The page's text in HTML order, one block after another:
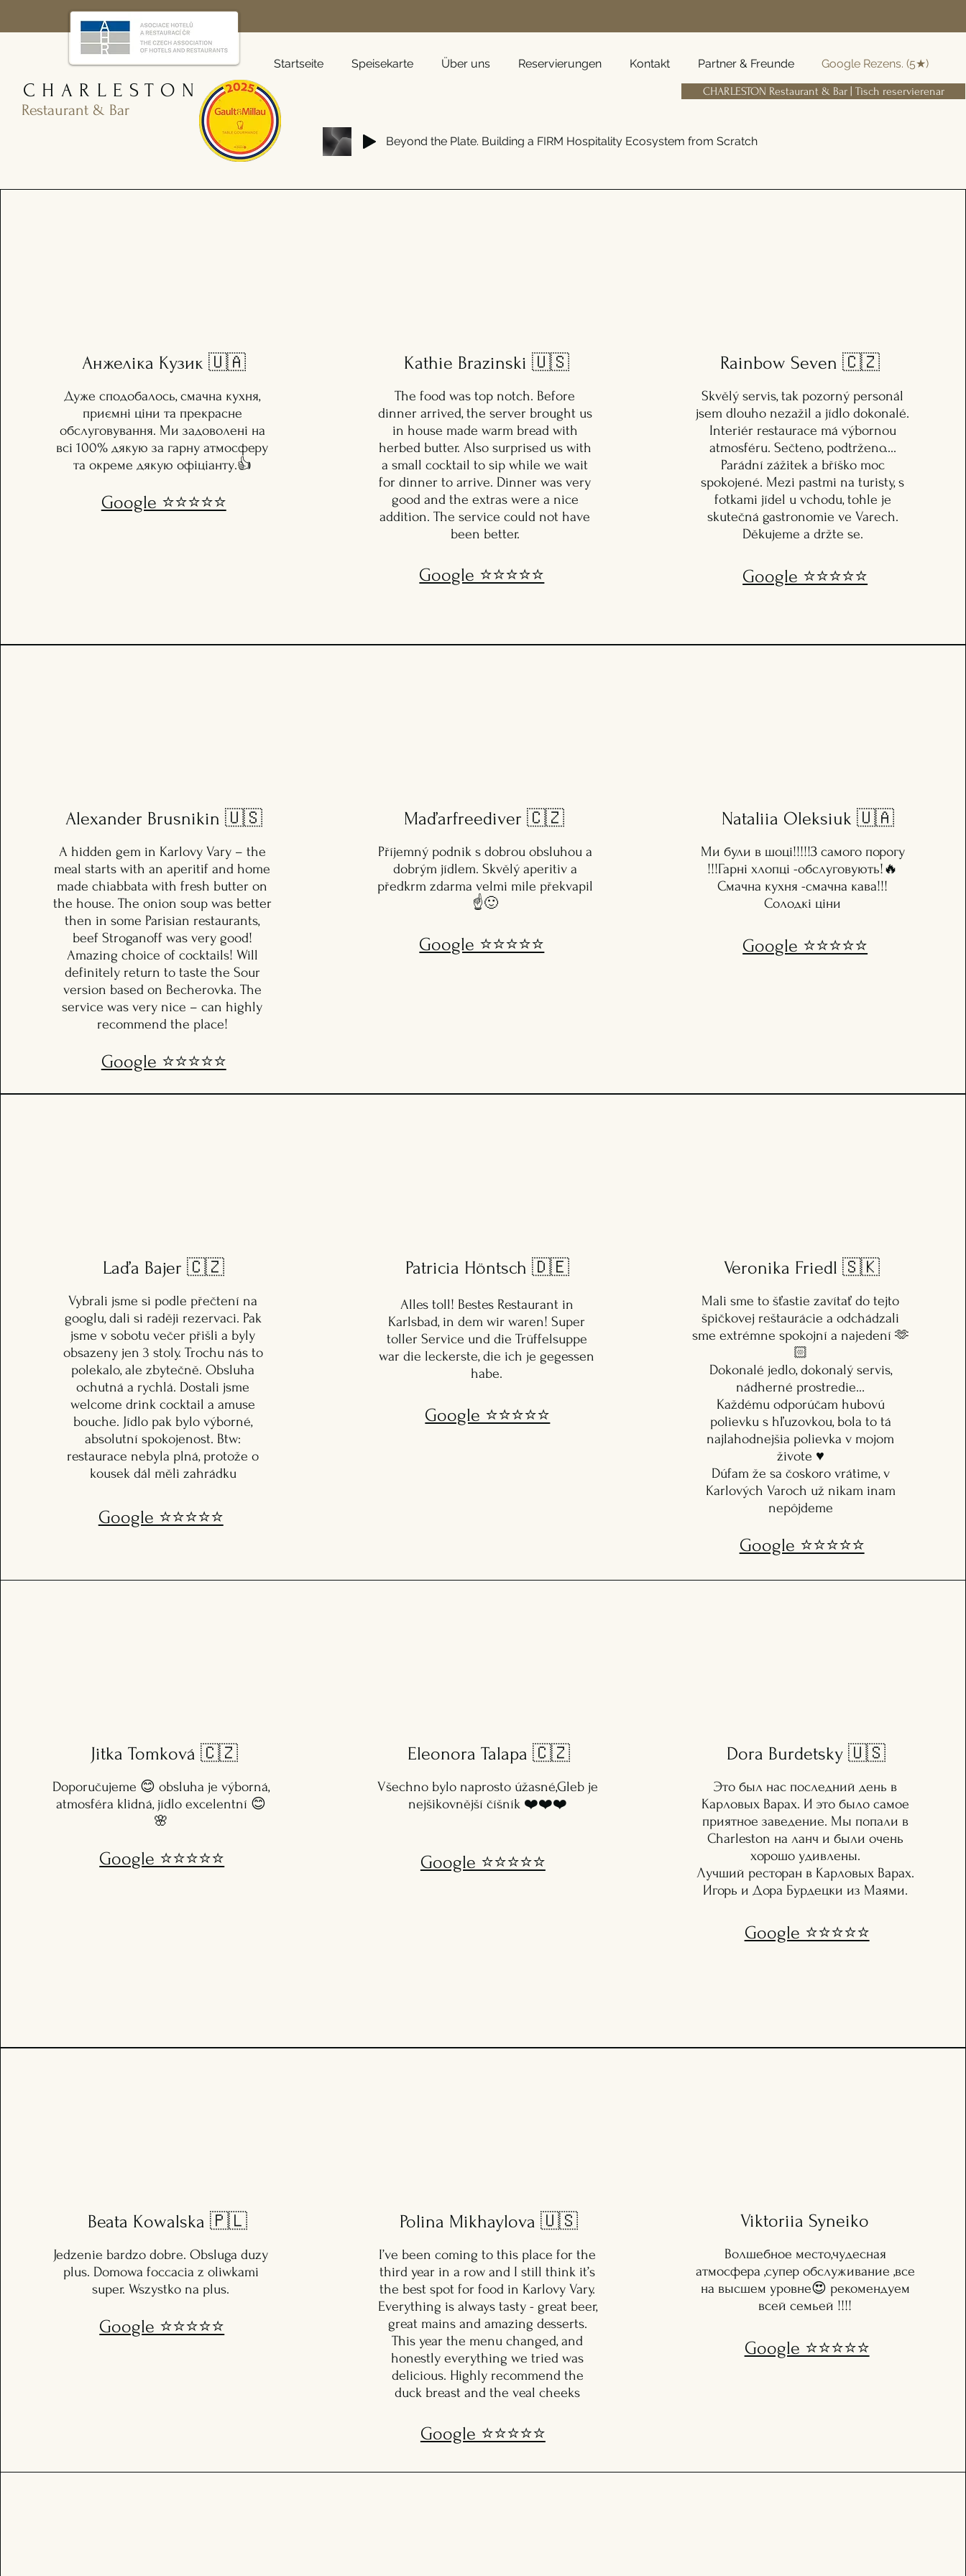
CHARLESTON
Restaurant & Bar
Startseite Speisekarte Über uns Reservierungen Kontakt Partner & Freunde Google Rezens. (5★)
CHARLESTON Restaurant & Bar | Tisch reservierenar
Beyond the Plate. Building a FIRM Hospitality Ecosystem from Scratch
Анжеліка Кузик 🇺🇦
Дуже сподобалось, смачна кухня,
приємні ціни та прекрасне
обслуговування. Ми задоволені на
всі 100% дякую за гарну атмосферу
та окреме дякую офіціанту.👍
Google ⭐️⭐️⭐️⭐️⭐️
Kathie Brazinski 🇺🇸
The food was top notch. Before
dinner arrived, the server brought us
in house made warm bread with
herbed butter. Also surprised us with
a small cocktail to sip while we wait
for dinner to arrive. Dinner was very
good and the extras were a nice
addition. The service could not have
been better.
Google ⭐️⭐️⭐️⭐️⭐️
Rainbow Seven🇨🇿
Skvělý servis, tak pozorný personál
jsem dlouho nezažil a jídlo dokonalé.
Interiér restaurace má výbornou
atmosféru. Sečteno, podtrženo....
Parádní zážitek a bříško moc
spokojené. Mezi pastmi na turisty, s
fotkami jídel u vchodu, tohle je
skutečná gastronomie ve Varech.
Děkujeme a držte se.
Google ⭐️⭐️⭐️⭐️⭐️
Alexander Brusnikin 🇺🇸
A hidden gem in Karlovy Vary – the
meal starts with an aperitif and home
made chiabbata with fresh butter on
the house. The onion soup was better
then in some Parisian restaurants,
beef Stroganoff was very good!
Amazing choice of cocktails! Will
definitely return to taste the Sour
version based on Becherovka. The
service was very nice – can highly
recommend the place!
Google ⭐️⭐️⭐️⭐️⭐️
Maďarfreediver🇨🇿
Příjemný podnik s dobrou obsluhou a
dobrým jídlem. Skvělý aperitiv a
předkrm zdarma velmi mile překvapil
☝️🙂
Google ⭐️⭐️⭐️⭐️⭐️
Nataliia Oleksiuk 🇺🇦
Ми були в шоці!!!!!З самого порогу
!!!Гарні хлопці -обслуговують!🔥
Смачна кухня -смачна кава!!!
Солодкі ціни
Google ⭐️⭐️⭐️⭐️⭐️
Laďa Bajer 🇨🇿
Vybrali jsme si podle přečtení na
googlu, dali si raději rezervaci. Pak
jsme v sobotu večer přišli a byly
obsazeny jen 3 stoly. Trochu nás to
polekalo, ale zbytečně. Obsluha
ochutná a rychlá. Dostali jsme
welcome drink cocktail a amuse
bouche. Jídlo pak bylo výborné,
absolutní spokojenost. Btw:
restaurace nebyla plná, protože o
kousek dál měli zahrádku
Google ⭐️⭐️⭐️⭐️⭐️
Patricia Höntsch 🇩🇪
Alles toll! Bestes Restaurant in
Karlsbad, in dem wir waren! Super
toller Service und die Trüffelsuppe
war die leckerste, die ich je gegessen
habe.
Google ⭐️⭐️⭐️⭐️⭐️
Veronika Friedl 🇸🇰
Mali sme to šťastie zavítať do tejto
špičkovej reštaurácie a odchádzali
sme extrémne spokojní a najedení 🫶
🏻
Dokonalé jedlo, dokonalý servis,
nádherné prostredie…
Každému odporúčam hubovú
polievku s hľuzovkou, bola to tá
najlahodnejšia polievka v mojom
živote ♥️
Dúfam že sa čoskoro vrátime, v
Karlových Varoch už nikam inam
nepôjdeme
Google ⭐️⭐️⭐️⭐️⭐️
Jitka Tomková 🇨🇿
Doporučujeme 😊 obsluha je výborná,
atmosféra klidná, jídlo excelentní 😊
🌸
Google ⭐️⭐️⭐️⭐️⭐️
Eleonora Talapa 🇨🇿
Všechno bylo naprosto úžasné,Gleb je
nejšikovnější číšník ❤️❤️❤️
Google ⭐️⭐️⭐️⭐️⭐️
Dora Burdetsky 🇺🇸
Это был нас последний день в
Карловых Варах. И это было самое
приятное заведение. Мы попали в
Charleston на ланч и были очень
хорошо удивлены.
Лучший ресторан в Карловых Варах.
Игорь и Дора Бурдецки из Маями.
Google ⭐️⭐️⭐️⭐️⭐️
Beata Kowalska 🇵🇱
Jedzenie bardzo dobre. Obsluga duzy
plus. Domowa foccacia z oliwkami
super. Wszystko na plus.
Google ⭐️⭐️⭐️⭐️⭐️
Polina Mikhaylova 🇺🇸
I’ve been coming to this place for the
third year in a row and I still think it’s
the best spot for food in Karlovy Vary.
Everything is always tasty - great beer,
great mains and amazing desserts.
This year the menu changed, and
honestly everything we tried was
delicious. Highly recommend the
duck breast and the veal cheeks
Google ⭐️⭐️⭐️⭐️⭐️
Viktoriia Syneiko
Волшебное место,чудесная
атмосфера ,супер обслуживание ,все
на высшем уровне😍 рекомендуем
всей семьей !!!!
Google ⭐️⭐️⭐️⭐️⭐️